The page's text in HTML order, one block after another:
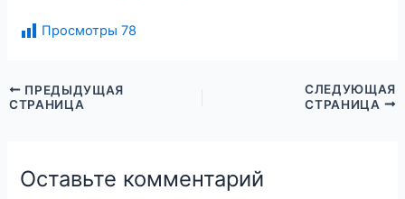
Просмотры 78
ПРЕДЫДУЩАЯ
СТРАНИЦА
СЛЕДУЮЩАЯ
СТРАНИЦА
Оставьте комментарий